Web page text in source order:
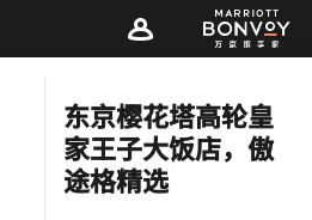
东京樱花塔高轮皇
家王子大饭店，傲
途格精选